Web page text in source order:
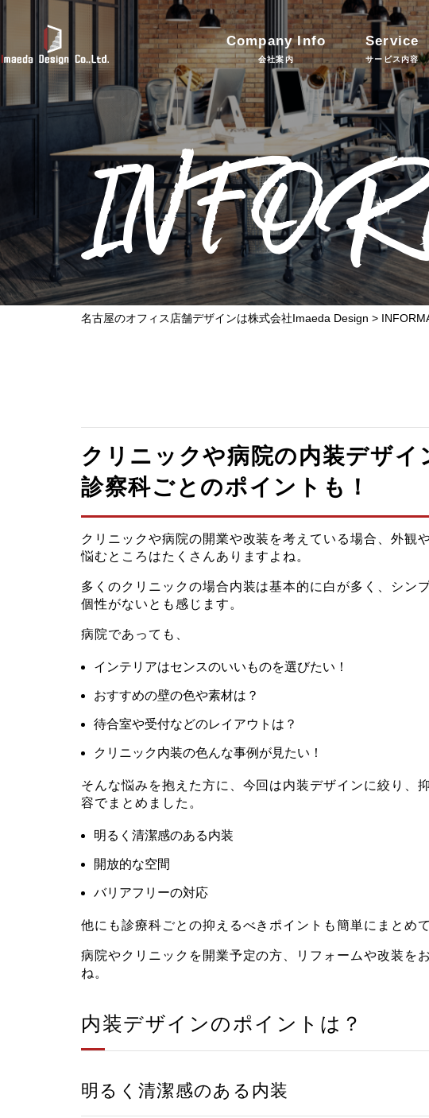
Company Info
会社案内
Service
サービス内容
名古屋のオフィス店舗デザインは株式会社Imaeda Design >
クリニックや病院の内装デザイ
診察科ごとのポイントも！
クリニックや病院の開業や改装を考えている場合、外観
悩むところはたくさんありますよね。
多くのクリニックの場合内装は基本的に白が多く、シン
個性がないとも感じます。
病院であっても、
インテリアはセンスのいいものを選びたい！
おすすめの壁の色や素材は？
待合室や受付などのレイアウトは？
クリニック内装の色んな事例が見たい！
そんな悩みを抱えた方に、今回は内装デザインに絞り、
容でまとめました。
明るく清潔感のある内装
開放的な空間
バリアフリーの対応
他にも診療科ごとの抑えるべきポイントも簡単にまとめ
病院やクリニックを開業予定の方、リフォームや改装を
ね。
内装デザインのポイントは？
明るく清潔感のある内装